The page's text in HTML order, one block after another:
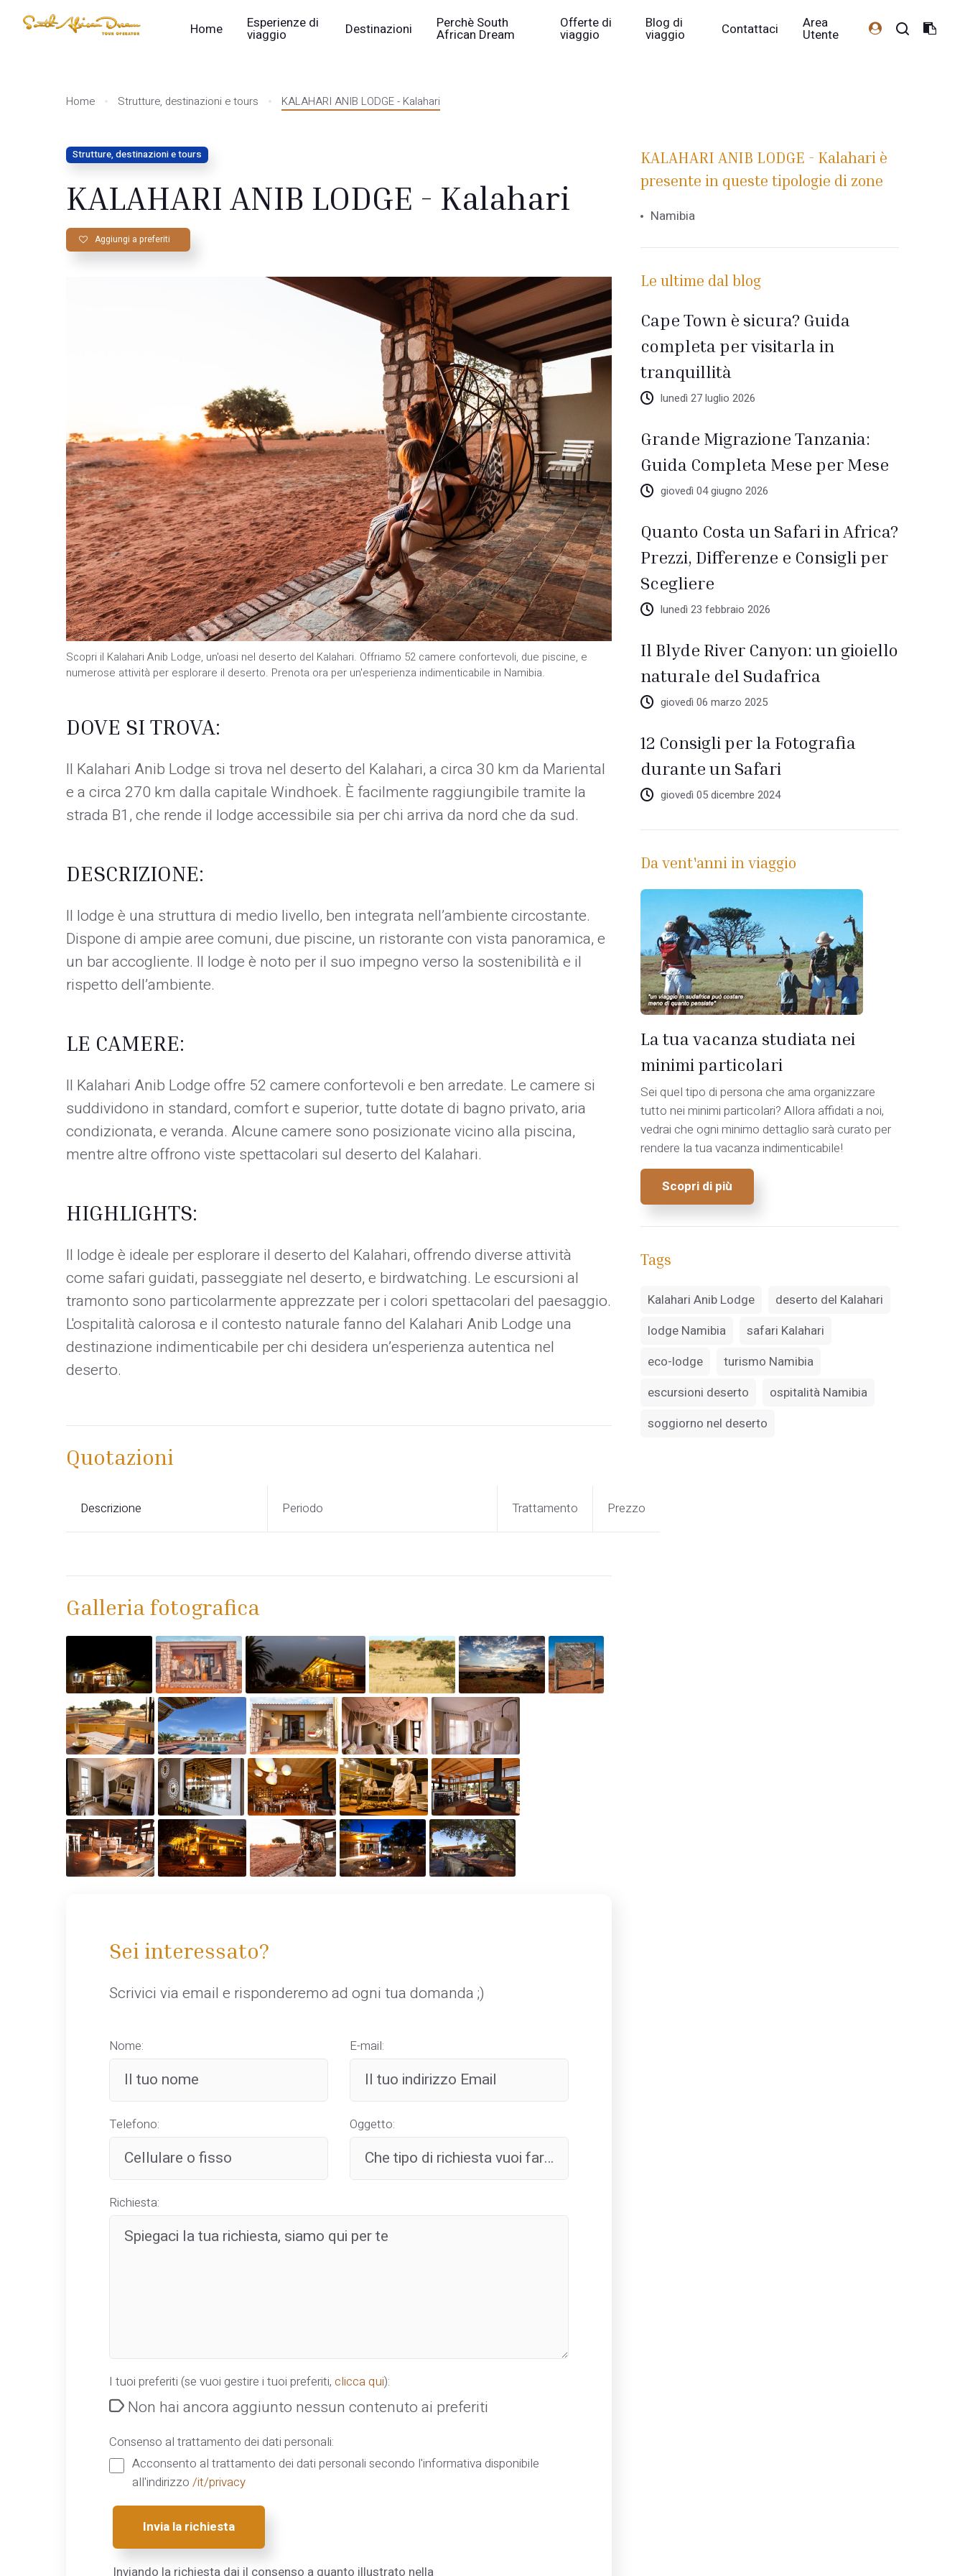
Home Esperienze di
viaggio Destinazioni Perchè South
African Dream
Offerte di
viaggio
Blog di
viaggio Contattaci Area
Utente
Home Strutture, destinazioni e tours KALAHARI ANIB LODGE - Kalahari
Strutture, destinazioni e tours
KALAHARI ANIB LODGE - Kalahari
Aggiungi a preferiti
Scopri il Kalahari Anib Lodge, un'oasi nel deserto del Kalahari. Offriamo 52 camere confortevoli, due piscine, e
numerose attività per esplorare il deserto. Prenota ora per un'esperienza indimenticabile in Namibia.
DOVE SI TROVA:
Il Kalahari Anib Lodge si trova nel deserto del Kalahari, a circa 30 km da Mariental
e a circa 270 km dalla capitale Windhoek. È facilmente raggiungibile tramite la
strada B1, che rende il lodge accessibile sia per chi arriva da nord che da sud.
DESCRIZIONE:
Il lodge è una struttura di medio livello, ben integrata nell’ambiente circostante.
Dispone di ampie aree comuni, due piscine, un ristorante con vista panoramica, e
un bar accogliente. Il lodge è noto per il suo impegno verso la sostenibilità e il
rispetto dell’ambiente.
LE CAMERE:
Il Kalahari Anib Lodge offre 52 camere confortevoli e ben arredate. Le camere si
suddividono in standard, comfort e superior, tutte dotate di bagno privato, aria
condizionata, e veranda. Alcune camere sono posizionate vicino alla piscina,
mentre altre offrono viste spettacolari sul deserto del Kalahari.
HIGHLIGHTS:
Il lodge è ideale per esplorare il deserto del Kalahari, offrendo diverse attività
come safari guidati, passeggiate nel deserto, e birdwatching. Le escursioni al
tramonto sono particolarmente apprezzate per i colori spettacolari del paesaggio.
L'ospitalità calorosa e il contesto naturale fanno del Kalahari Anib Lodge una
destinazione indimenticabile per chi desidera un’esperienza autentica nel
deserto.
Quotazioni
Descrizione Periodo Trattamento Prezzo
Galleria fotografica
Sei interessato?
Scrivici via email e risponderemo ad ogni tua domanda ;)
Nome: E-mail:
Telefono: Oggetto:
Richiesta:
I tuoi preferiti (se vuoi gestire i tuoi preferiti, clicca qui):
Non hai ancora aggiunto nessun contenuto ai preferiti
Consenso al trattamento dei dati personali:
Acconsento al trattamento dei dati personali secondo l'informativa disponibile
all'indirizzo /it/privacy
Invia la richiesta
Inviando la richiesta dai il consenso a quanto illustrato nella
KALAHARI ANIB LODGE - Kalahari è
presente in queste tipologie di zone
Namibia
Le ultime dal blog
Cape Town è sicura? Guida
completa per visitarla in
tranquillità
lunedì 27 luglio 2026
Grande Migrazione Tanzania:
Guida Completa Mese per Mese
giovedì 04 giugno 2026
Quanto Costa un Safari in Africa?
Prezzi, Differenze e Consigli per
Scegliere
lunedì 23 febbraio 2026
Il Blyde River Canyon: un gioiello
naturale del Sudafrica
giovedì 06 marzo 2025
12 Consigli per la Fotografia
durante un Safari
giovedì 05 dicembre 2024
Da vent'anni in viaggio
La tua vacanza studiata nei
minimi particolari
Sei quel tipo di persona che ama organizzare
tutto nei minimi particolari? Allora affidati a noi,
vedrai che ogni minimo dettaglio sarà curato per
rendere la tua vacanza indimenticabile!
Scopri di più
Tags
Kalahari Anib Lodge
deserto del Kalahari
lodge Namibia
safari Kalahari
eco-lodge
turismo Namibia
escursioni deserto
ospitalità Namibia
soggiorno nel deserto